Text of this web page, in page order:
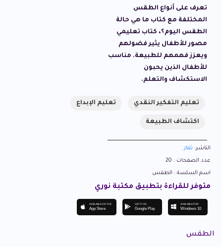
تعرف على أنواع الطقس
المختلفة مع كتاب ما هي حالة
الطقس اليوم؟، كتاب تعليمي
مصور للأطفال يثير فضولهم
ويعزز فهمهم للطبيعة. مناسب
للأطفال الذين يحبون
الاستكشاف والتعلم.
تعليم التفكير النقدي تعليم الإبداع
اكتشاف الطبيعة
الناشر: ثمار
عدد الصفحات : 20
اسم السلسة : الطقس
متوفر للقراءة بتطبيق مكتبة نوري
AVAILABLE ON THE
App Store
GET IT ON
Google Play
AVAILABLE FOR
Windows 10
الطقس